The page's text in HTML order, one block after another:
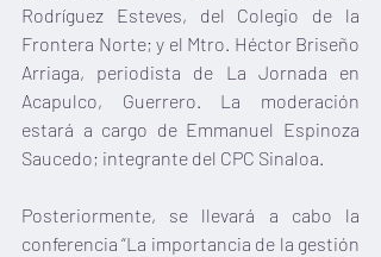
Rodríguez Esteves, del Colegio de la
Frontera Norte; y el Mtro. Héctor Briseño
Arriaga, periodista de La Jornada en
Acapulco, Guerrero. La moderación
estará a cargo de Emmanuel Espinoza
Saucedo; integrante del CPC Sinaloa.
Posteriormente, se llevará a cabo la
conferencia “La importancia de la gestión